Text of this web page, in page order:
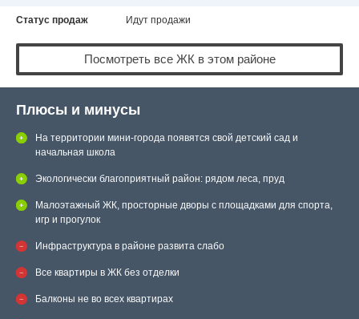
Статус продаж Идут продажи
Посмотреть все ЖК в этом районе
Плюсы и минусы
На территории мини-города появятся свой детский сад и
начальная школа
Экологически благоприятный район: рядом леса, пруд
Малоэтажный ЖК, просторные дворы с площадками для спорта,
игр и прогулок
Инфраструктура в районе развита слабо
Все квартиры в ЖК без отделки
Балконы не во всех квартирах